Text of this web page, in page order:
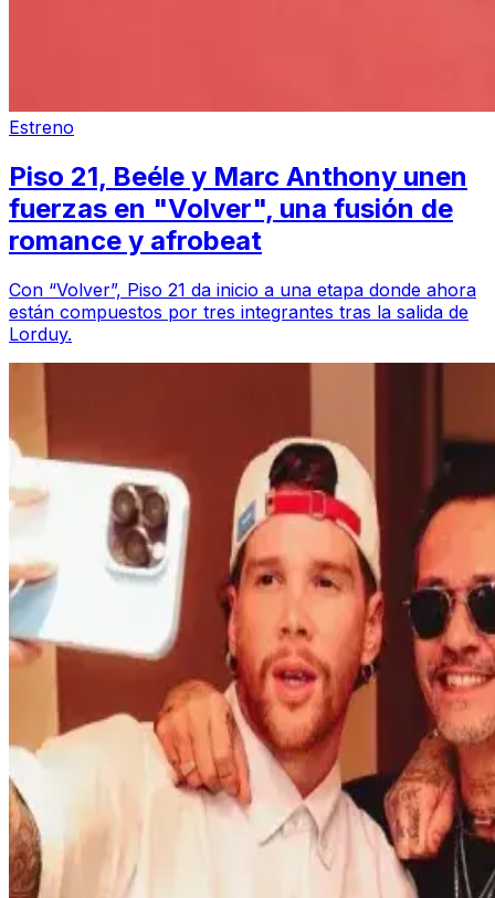
Estreno
Piso 21, Beéle y Marc Anthony unen
fuerzas en "Volver", una fusión de
romance y afrobeat
Con “Volver”, Piso 21 da inicio a una etapa donde ahora
están compuestos por tres integrantes tras la salida de
Lorduy.